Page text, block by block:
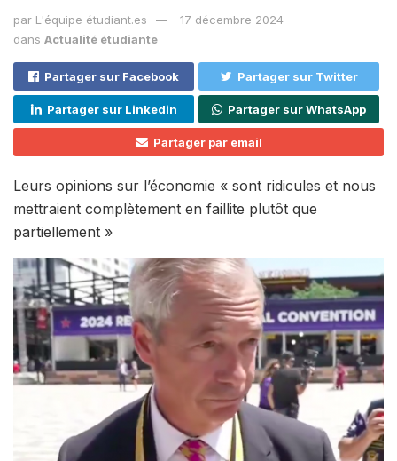
par L'équipe étudiant.es
17 décembre 2024
dans Actualité étudiante
Partager sur Facebook Partager sur Twitter
Partager sur Linkedin Partager sur WhatsApp
Partager par email
Leurs opinions sur l’économie « sont ridicules et nous
mettraient complètement en faillite plutôt que
partiellement »